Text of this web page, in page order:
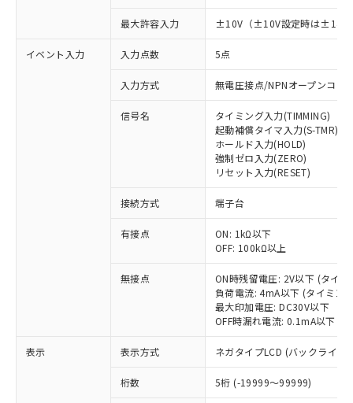
最大許容入力 ±10V（±10V設定時は
イベント入力 入力点数 5点
入力方式 無電圧接点/NPNオープンコレ
信号名
タイミング入力(TIMMING)
起動補償タイマ入力(S-TMR)
ホールド入力(HOLD)
強制ゼロ入力(ZERO)
リセット入力(RESET)
接続方式 端子台
有接点
ON: 1kΩ以下
OFF: 100kΩ以上
無接点
ON時残留電圧: 2V以下 (タイ
負荷電流: 4mA以下 (タイミン
最大印加電圧: DC30V以下
OFF時漏れ電流: 0.1mA以下 (
表示 表示方式 ネガタイプLCD (バックライト
桁数 5桁 (-19999～99999)
対応済み：EU RoHS指令（10物質）の
非含有に対応した製品が提供可能な商品で
対応予定：EU RoHS指令（10物質）の非含